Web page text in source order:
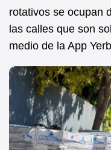
rotativos se ocupan
las calles que son
medio de la App